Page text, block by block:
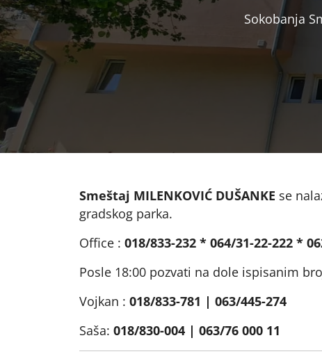
Sokobanja
Smeštaj MILENKOVIĆ DUŠANKE se
gradskog parka.
Office : 018/833-232 * 064/31-22-222 *
Posle 18:00 pozvati na dole ispisanim
Vojkan : 018/833-781 | 063/445-274
Saša: 018/830-004 | 063/76 000 11